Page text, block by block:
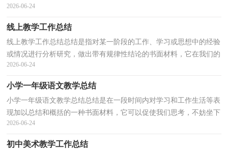
可以全面地、系统地了解以往的学习和工作情况...
2026-06-24
线上教学工作总结
线上教学工作总结总结是指对某一阶段的工作、学习或思想中的经验
或情况进行分析研究，做出带有规律性结论的书面材料，它在我们的
学习、工作中起到呈上启下的作用，因此，让我们写一...
2026-06-24
小学一年级语文教学总结
小学一年级语文教学总结总结是在一段时间内对学习和工作生活等表
现加以总结和概括的一种书面材料，它可以促使我们思考，不妨坐下
来好好写写总结吧。那么如何把总结写出新花样呢...
2026-06-24
初中美术教学工作总结